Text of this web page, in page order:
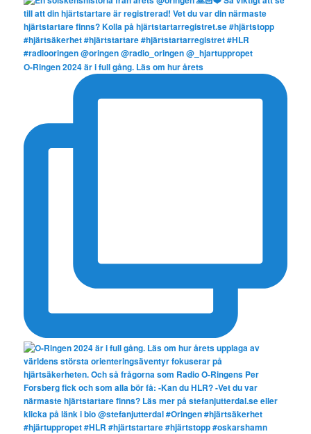
O-Ringen 2024 är i full gång. Läs om hur årets